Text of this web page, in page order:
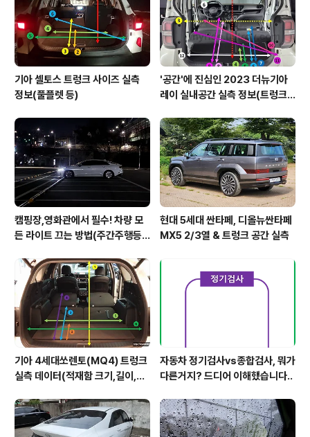
부분 가족을 위해 선택하게 될텐데 역시나 최우선은 안전
입니다. 조심히 운전하는 것도 안전에 중요한 요소이겠지
만차량..
기아 셀토스 트렁크 사이즈 실측
정보(풀플렛 등)
'공간'에 진심인 2023 더뉴기아
레이 실내공간 실측 정보(트렁크,
캠핑장,영화관에서 필수! 차량 모
든 라이트 끄는 방법(주간주행등D
현대 5세대 싼타페, 디올뉴싼타페
MX5 2/3열 & 트렁크 공간 실측
기아 4세대쏘렌토(MQ4) 트렁크
실측 데이터(적재함 크기,길이,높
자동차 정기검사vs종합검사, 뭐가
다른거지? 드디어 이해했습니다..